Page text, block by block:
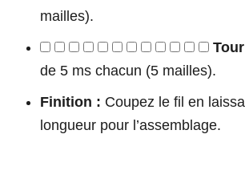
mailles).
de 5 ms chacun (5 mailles).
Finition : Coupez le fil en
longueur pour l’assemblage.